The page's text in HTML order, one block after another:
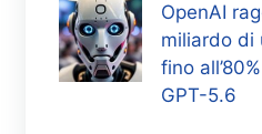
OpenAI
miliardo di
fino
GPT-5.6